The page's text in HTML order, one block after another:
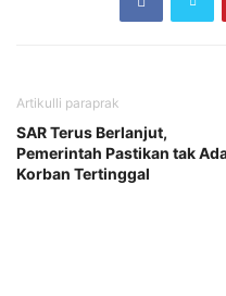
Artikulli paraprak
SAR Terus Berlanjut,
Pemerintah Pastikan tak
Korban Tertinggal